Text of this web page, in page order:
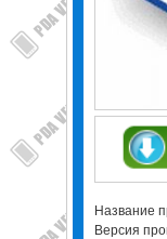
Название
Версия